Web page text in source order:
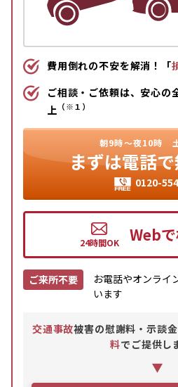
費用倒れの不安を解消！「
ご相談・ご依頼は、安心の
上 （※１）
朝9時〜夜10時
まずは電話
0120-
Web
ご来所不要
お電話やオンライ
います
交通事故被害の慰謝料・示談
料でご提供し